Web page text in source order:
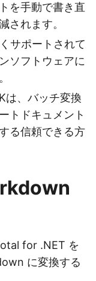
を手動で書き直
されます。
サポートされて
ソフトウェアに
、バッチ変換
トドキュメント
る信頼できる方
for .NET を
に変換する